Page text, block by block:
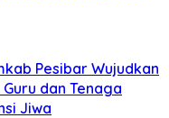
Pesibar Wujudkan
dan Tenaga
Jiwa